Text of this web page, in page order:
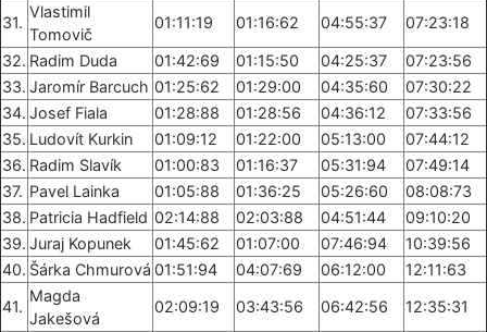
31.
Vlastimil
Tomovič
01:11:19 01:16:62 04:55:37 07:23:18
32. Radim Duda 01:42:69 01:15:50 04:25:37
07:23:56
33. Jaromír Barcuch 01:25:62 01:29:00 04:35:60
07:30:22
34. Josef Fiala 01:28:88 01:28:56 04:36:12
07:33:56
35. Ludovít Kurkin 01:09:12 01:22:00 05:13:00
07:44:12
36. Radim Slavík 01:00:83 01:16:37 05:31:94
07:49:14
37. Pavel Lainka 01:05:88 01:36:25 05:26:60
08:08:73
38. Patricia Hadfield 02:14:88 02:03:88 04:51:44
09:10:20
39. Juraj Kopunek 01:45:62 01:07:00 07:46:94
10:39:56
40. Šárka Chmurová 01:51:94 04:07:69 06:12:00
12:11:63
41.
Magda
Jakešová
02:09:19 03:43:56 06:42:56 12:35:31